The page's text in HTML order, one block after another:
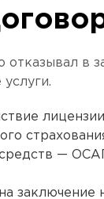
в
—
заключение